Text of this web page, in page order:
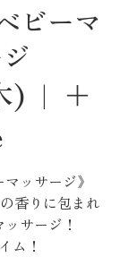
ビーマ
)
  |
＋
ッサージ》
香りに包まれ
サージ！
ム！